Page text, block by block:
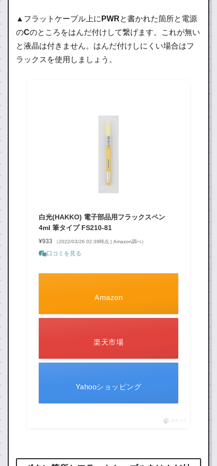
▲フラットケーブル上に PWRと書かれた箇所と電源
のCのところをはんだ付けして繋げます。これが無い
と液晶は付きません。はんだ付けしにくい場合はフ
ラックスを使用しましょう。
白光(HAKKO) 電子部品用フラックスペン
4ml 筆タイプ FS210-81
¥933 （2022/03/26 02:39時点 | Amazon調べ）
口コミを見る
Amazon
楽天市場
Yahooショッピング
ポチップ